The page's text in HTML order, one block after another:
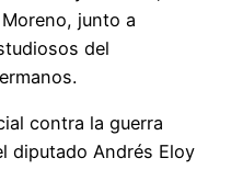
junto a
del
contra la guerra
diputado Andrés Eloy